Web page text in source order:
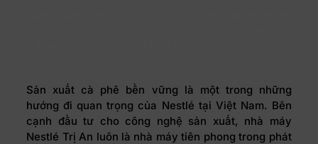
Sản xuất cà phê bền vững là một trong những
hướng đi quan trọng của Nestlé tại Việt Nam. Bên
cạnh đầu tư cho công nghệ sản xuất, nhà máy
Nestlé Trị An luôn là nhà máy tiên phong trong phát